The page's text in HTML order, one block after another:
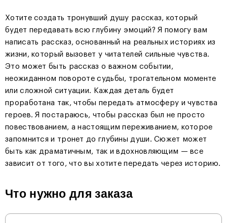
Хотите создать тронувший душу рассказ, который
будет передавать всю глубину эмоций? Я помогу вам
написать рассказ, основанный на реальных историях из
жизни, который вызовет у читателей сильные чувства.
Это может быть рассказ о важном событии,
неожиданном повороте судьбы, трогательном моменте
или сложной ситуации. Каждая деталь будет
проработана так, чтобы передать атмосферу и чувства
героев. Я постараюсь, чтобы рассказ был не просто
повествованием, а настоящим переживанием, которое
запомнится и тронет до глубины души. Сюжет может
быть как драматичным, так и вдохновляющим — все
зависит от того, что вы хотите передать через историю.
Что нужно для заказа